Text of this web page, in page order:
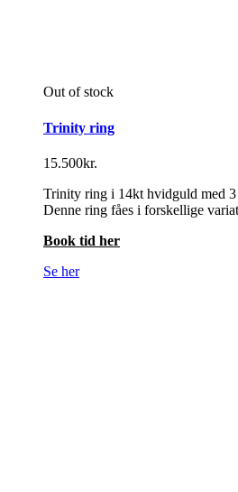
Out of stock
Trinity ring
15.500kr.
Trinity ring i 14kt hvidguld med
Denne ring fåes i forskellige
Book tid her
Se her